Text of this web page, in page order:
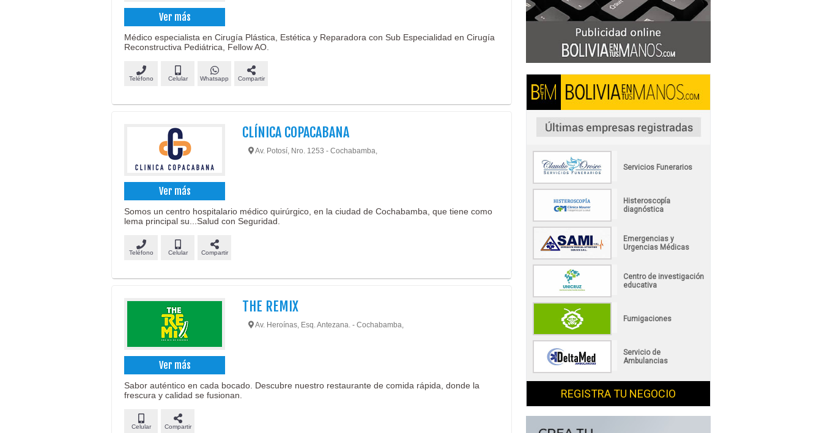
Ver más
Médico especialista en Cirugía Plástica, Estética y Reparadora con Sub Especialidad en Cirugía
Reconstructiva Pediátrica, Fellow AO.
Teléfono Celular Whatsapp Compartir
Ver más
CLÍNICA COPACABANA
Av. Potosí, Nro. 1253 - Cochabamba,
Somos un centro hospitalario médico quirúrgico, en la ciudad de Cochabamba, que tiene como
lema principal su...Salud con Seguridad.
Teléfono Celular Compartir
Ver más
THE REMIX
Av. Heroínas, Esq. Antezana. - Cochabamba,
Sabor auténtico en cada bocado. Descubre nuestro restaurante de comida rápida, donde la
frescura y calidad se fusionan.
Celular Compartir
Servicios Funerarios
Histeroscopía
diagnóstica
Emergencias y
Urgencias Médicas
Centro de investigación
educativa
Fumigaciones
Servicio de
Ambulancias
REGISTRA TU NEGOCIO